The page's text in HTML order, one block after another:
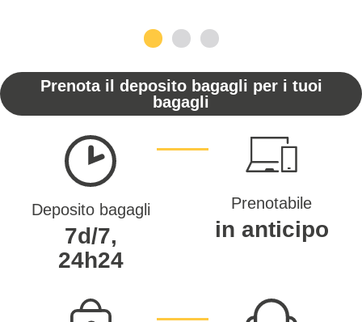
Prenota il deposito bagagli per i tuoi
bagagli
Deposito bagagli
7d/7,
24h24
Prenotabile
in anticipo